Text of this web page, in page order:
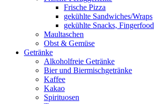
Frische Pizza
gekühlte Sandwiches/Wraps
gekühlte Snacks, Fingerfood
Maultaschen
Obst & Gemüse
Getränke
Alkoholfreie Getränke
Bier und Biermischgetränke
Kaffee
Kakao
Spirituosen